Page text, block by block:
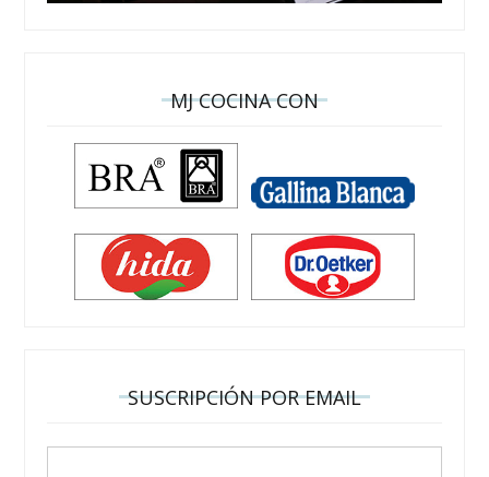
MJ COCINA CON
SUSCRIPCIÓN POR EMAIL